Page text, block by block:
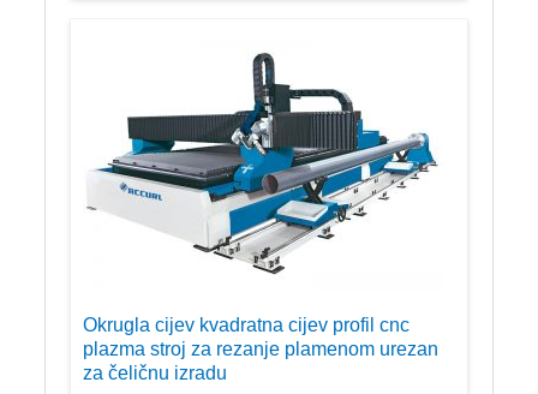
Okrugla cijev kvadratna cijev profil cnc
plazma stroj za rezanje plamenom urezan
za čeličnu izradu